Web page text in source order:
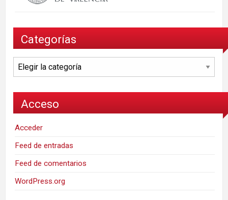
Categorías
Categorías
Acceso
Acceder
Feed de entradas
Feed de comentarios
WordPress.org